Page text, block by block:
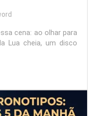
cena: ao olhar para
Lua cheia, um disco